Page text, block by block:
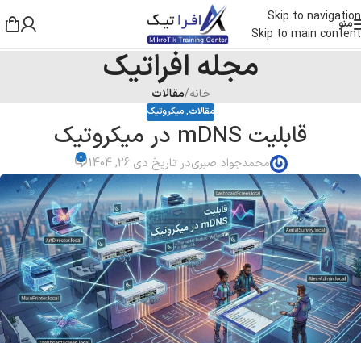
Skip to navigation
Skip to main content
منو
مجله افراتیک
خانه/مقالات
مقالات,میکروتیک
قابلیت mDNS در میکروتیک
محمدجواد صبریدر تاریخ دی 26, 1404 0